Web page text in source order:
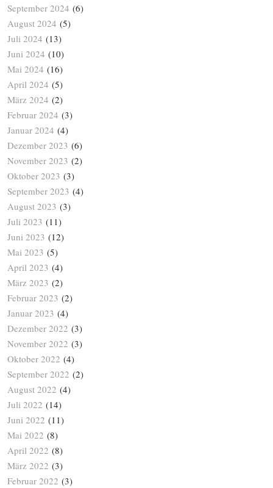
September 2024 (6)
August 2024 (5)
Juli 2024 (13)
Juni 2024 (10)
Mai 2024 (16)
April 2024 (5)
März 2024 (2)
Februar 2024 (3)
Januar 2024 (4)
Dezember 2023 (6)
November 2023 (2)
Oktober 2023 (3)
September 2023 (4)
August 2023 (3)
Juli 2023 (11)
Juni 2023 (12)
Mai 2023 (5)
April 2023 (4)
März 2023 (2)
Februar 2023 (2)
Januar 2023 (4)
Dezember 2022 (3)
November 2022 (3)
Oktober 2022 (4)
September 2022 (2)
August 2022 (4)
Juli 2022 (14)
Juni 2022 (11)
Mai 2022 (8)
April 2022 (8)
März 2022 (3)
Februar 2022 (3)